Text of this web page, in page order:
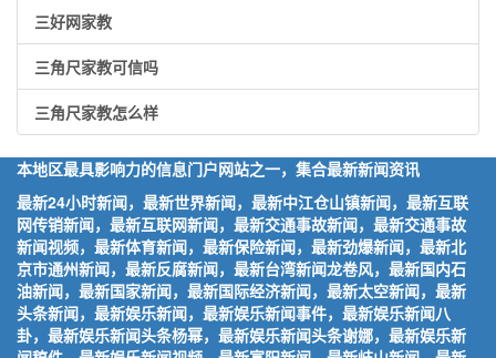
三好网家教
三角尺家教可信吗
三角尺家教怎么样
本地区最具影响力的信息门户网站之一，集合最新新闻资讯
最新24小时新闻，最新世界新闻，最新中江仓山镇新闻，最新互联
网传销新闻，最新互联网新闻，最新交通事故新闻，最新交通事故
新闻视频，最新体育新闻，最新保险新闻，最新劲爆新闻，最新北
京市通州新闻，最新反腐新闻，最新台湾新闻龙卷风，最新国内石
油新闻，最新国家新闻，最新国际经济新闻，最新太空新闻，最新
头条新闻，最新娱乐新闻，最新娱乐新闻事件，最新娱乐新闻八
卦，最新娱乐新闻头条杨幂，最新娱乐新闻头条谢娜，最新娱乐新